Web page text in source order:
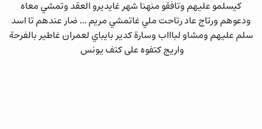
كيسلمو عليهم وتافقو منهنا شهر غايديرو العقد وتمشي معاه
ودعوهم ورتاج عاد رتاحت ملي غاتمشي مريم ... ضار عندهم تا اسد
سلم عليهم ومشاو لباااب وسارة كدير بايباي لعمران غاطير بالفرحة
واريج كتفوه على كتف يونس